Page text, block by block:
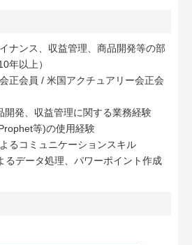
ナンス、収益管理、商品開発等の部
年以上）
正会員 / 米国アクチュアリー会正会
開発、収益管理に関する業務経験
等)の使用経験
るコミュニケーションスキル
るデータ処理、パワーポイント作成